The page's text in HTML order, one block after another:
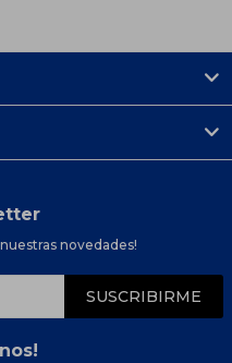
novedades!
SUSCRIBIRME